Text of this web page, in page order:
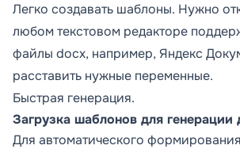
Легко создавать шаблоны. Нужно
любом текстовом редакторе
файлы docx, например, Яндекс
расставить нужные переменные.
Быстрая генерация.
Загрузка шаблонов для генерации
Для автоматического